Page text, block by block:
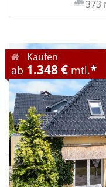
373
Kaufen
ab 1.348 € mtl.*